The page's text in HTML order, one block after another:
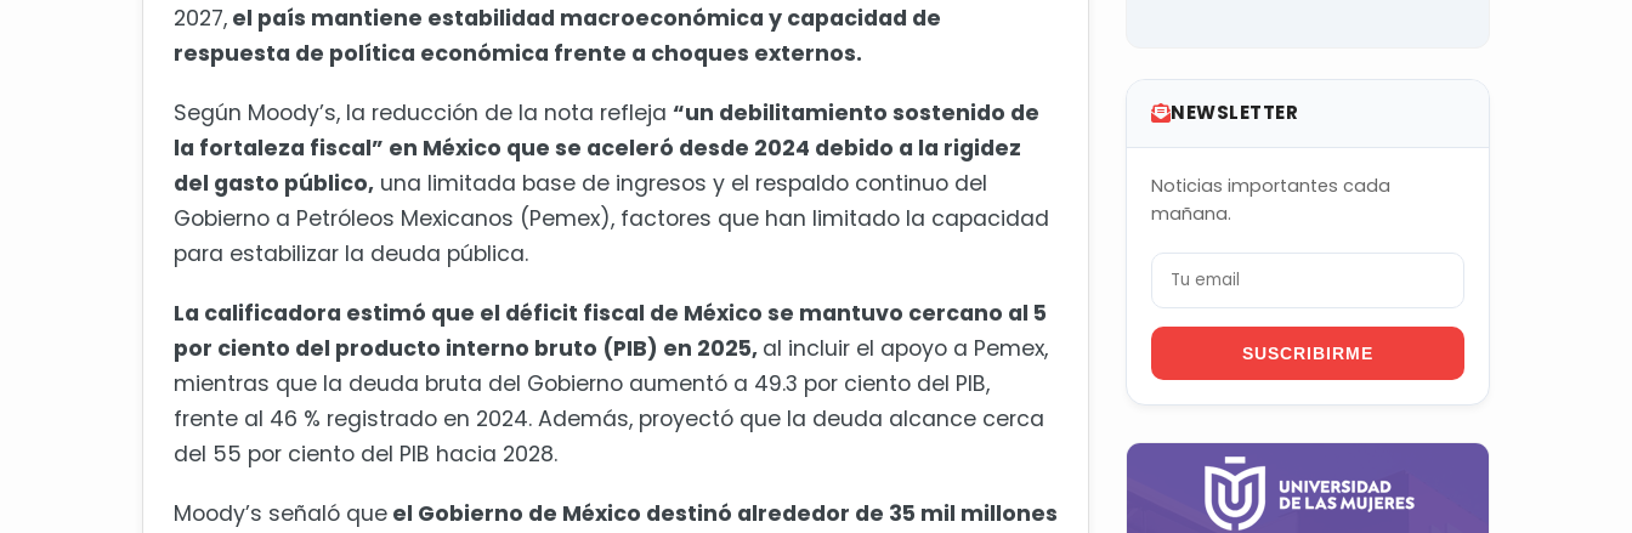
2027, el país mantiene estabilidad macroeconómica y capacidad de
respuesta de política económica frente a choques externos.
Según Moody’s, la reducción de la nota refleja “un debilitamiento sostenido de
la fortaleza fiscal” en México que se aceleró desde 2024 debido a la rigidez
del gasto público, una limitada base de ingresos y el respaldo continuo del
Gobierno a Petróleos Mexicanos (Pemex), factores que han limitado la capacidad
para estabilizar la deuda pública.
La calificadora estimó que el déficit fiscal de México se mantuvo cercano al 5
por ciento del producto interno bruto (PIB) en 2025, al incluir el apoyo a Pemex,
mientras que la deuda bruta del Gobierno aumentó a 49.3 por ciento del PIB,
frente al 46 % registrado en 2024. Además, proyectó que la deuda alcance cerca
del 55 por ciento del PIB hacia 2028.
Moody’s señaló que el Gobierno de México destinó alrededor de 35 mil millones
NEWSLETTER
Noticias importantes cada
mañana.
SUSCRIBIRME